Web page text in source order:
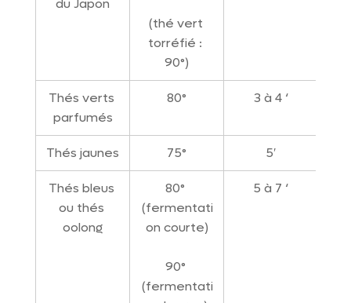
du Japon
(thé vert
torréfié :
90°)
Thés verts
parfumés
80° 3 à 4 ‘
Thés jaunes 75° 5′
Thés bleus
ou thés
oolong
80°
(fermentati
on courte)
90°
(fermentati
5 à 7 ‘